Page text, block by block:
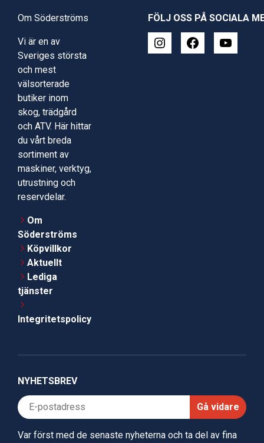
Om Söderströms
Vi är en av
Sveriges största
och mest
välsorterade
butiker inom
skog, trädgård
och ATV. Här hittar
du vårt breda
sortiment av
maskiner, verktyg,
utrustning och
reservdelar.
Om
Söderströms
Köpvillkor
Aktuellt
Lediga
tjänster
Integritetspolicy
FÖLJ OSS PÅ SOCIALA
NYHETSBREV
Gå vidare
Var först med de senaste nyheterna och ta del av fina